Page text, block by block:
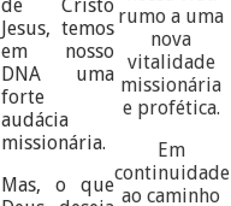
de Cristo
Jesus, temos
em nosso
DNA uma
forte
audácia
missionária.
Mas, o que
rumo a uma
nova
vitalidade
missionária
e profética.
Em
continuidade
ao caminho